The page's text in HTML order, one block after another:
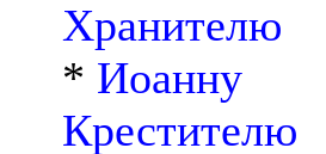
Хранителю
* Иоанну
Крестителю